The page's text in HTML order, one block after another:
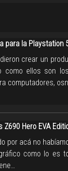
para la Playstation
crear un
como ellos son
computadores, osn
Z690 Hero EVA
por acá no
como lo es